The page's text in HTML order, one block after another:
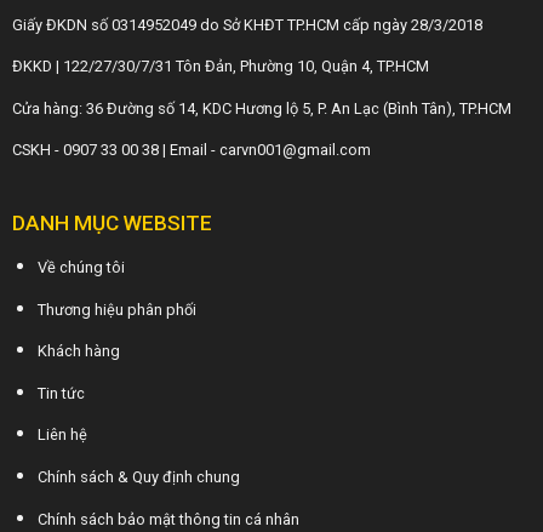
Giấy ĐKDN số 0314952049 do Sở KHĐT TP.HCM cấp ngày 28/3/2018
ĐKKD | 122/27/30/7/31 Tôn Đản, Phường 10, Quận 4, TP.HCM
Cửa hàng: 36 Đường số 14, KDC Hương lộ 5, P. An Lạc (Bình Tân), TP.HCM
CSKH - 0907 33 00 38 | Email - carvn001@gmail.com
DANH MỤC WEBSITE
Về chúng tôi
Thương hiệu phân phối
Khách hàng
Tin tức
Liên hệ
Chính sách & Quy định chung
Chính sách bảo mật thông tin cá nhân